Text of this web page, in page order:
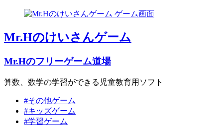
Mr.Hのけいさんゲーム
Mr.Hのフリーゲーム道場
算数、数学の学習ができる児童教育用ソフト
#その他ゲーム
#キッズゲーム
#学習ゲーム